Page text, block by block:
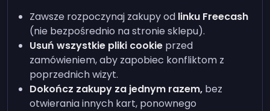
Zawsze rozpoczynaj zakupy od linku Freecash
(nie bezpośrednio na stronie sklepu).
Usuń wszystkie pliki cookie przed
zamówieniem, aby zapobiec konfliktom z
poprzednich wizyt.
Dokończ zakupy za jednym razem, bez
otwierania innych kart, ponownego